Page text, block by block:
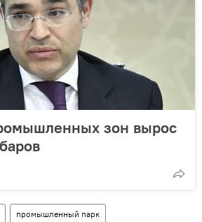
зон вырос
промышленный парк